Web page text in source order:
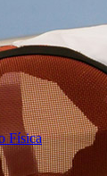
Física